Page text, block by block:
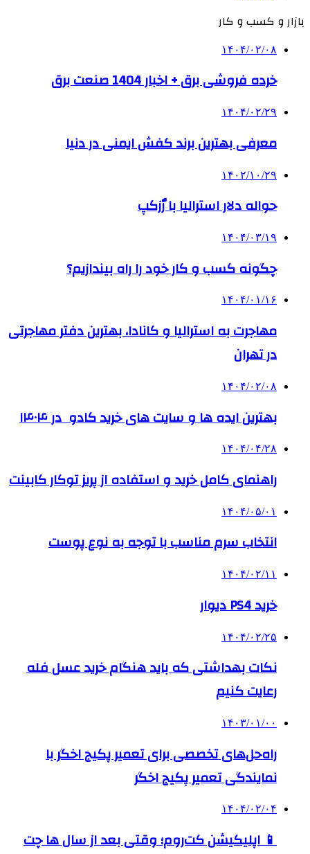
بازار و کسب و کار
۱۴۰۴/۰۲/۰۸
خرده فروشی برق + اخبار 1404 صنعت برق
۱۴۰۴/۰۲/۲۹
معرفی بهترین برند کفش ایمنی در دنیا
۱۴۰۲/۱۰/۲۹
حواله دلار استرالیا با رٌزکپ
۱۴۰۴/۰۳/۱۹
چگونه کسب و کار خود را راه بیندازیم؟
۱۴۰۴/۰۱/۱۶
مهاجرت به استرالیا و کانادا، بهترین دفتر مهاجرتی
در تهران
۱۴۰۴/۰۲/۰۸
بهترین ایده ها و سایت های خرید کادو در ۱۴۰۴
۱۴۰۴/۰۴/۲۸
راهنمای کامل خرید و استفاده از پریز توکار کابینت
۱۴۰۴/۰۵/۰۱
انتخاب سرم مناسب با توجه به نوع پوست
۱۴۰۴/۰۲/۱۱
خرید PS4 دیوار
۱۴۰۴/۰۲/۲۵
نکات بهداشتی که باید هنگام خرید عسل فله
رعایت کنیم
۱۴۰۳/۰۱/۰۰
راه‌حل‌های تخصصی برای تعمیر پکیج اخگر با
نمایندگی تعمیر پکیج اخگر
۱۴۰۴/۰۲/۰۴
📱 اپلیکیشن کت‌روم؛ وقتی بعد از سال ها چت